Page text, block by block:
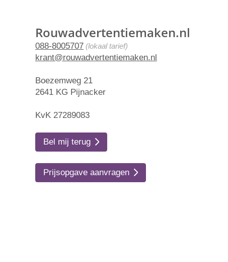
Rouwadvertentiemaken.nl
088-8005707 (lokaal tarief)
krant@rouwadvertentiemaken.nl
Boezemweg 21
2641 KG Pijnacker
KvK 27289083
Bel mij terug
Prijsopgave aanvragen